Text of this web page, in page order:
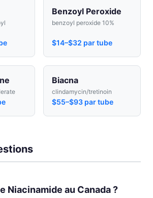
Benzoyl Peroxide
benzoyl peroxide 10%
$14–$32 par tube
Biacna
clindamycin/tretinoin
$55–$93 par tube
Niacinamide au Canada ?